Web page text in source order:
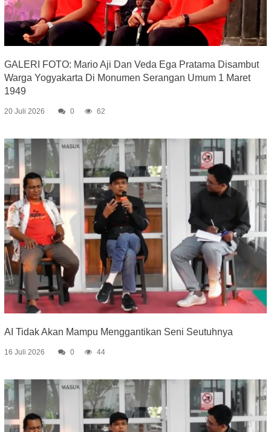
GALERI FOTO: Mario Aji Dan Veda Ega Pratama Disambut
Warga Yogyakarta Di Monumen Serangan Umum 1 Maret
1949
20 Juli 2026 0 62
AI Tidak Akan Mampu Menggantikan Seni Seutuhnya
16 Juli 2026 0 44